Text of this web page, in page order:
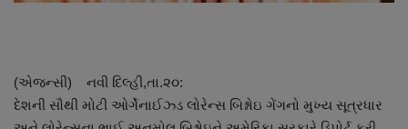
Support US
(એજન્સી) નવી દિલ્હી,તા.૨૦:
દેશની સૌથી મોટી ઓર્ગેનાઈઝ્ડ લોરેન્સ બિશ્નોઇ ગેંગનો મુખ્ય સૂત્રધાર